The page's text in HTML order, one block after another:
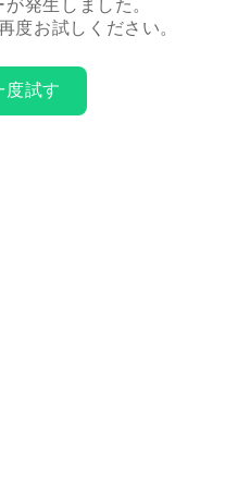
発生しました。
度お試しください。
度試す